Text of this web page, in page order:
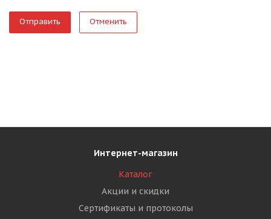
Отменить
Интернет-магазин
Каталог
Акции и скидки
Сертификаты и протоколы